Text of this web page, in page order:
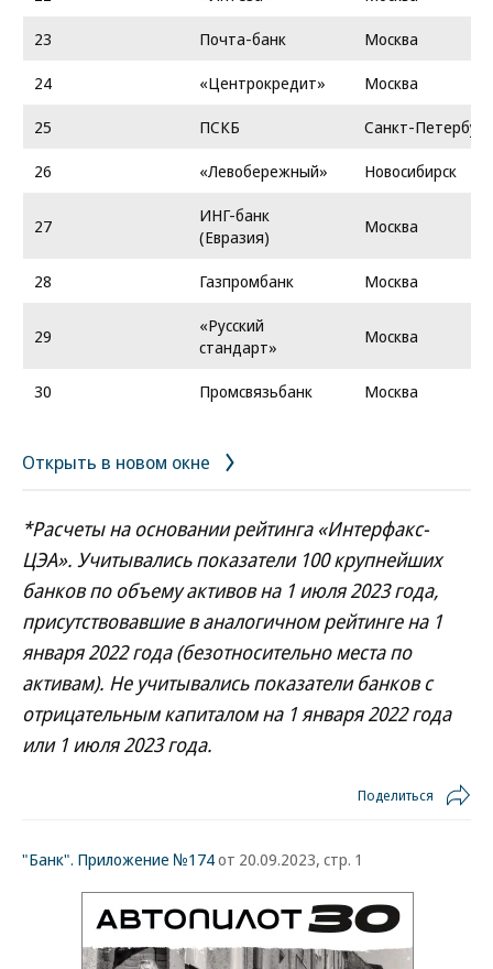
23
Почта-банк
Москва
24
«Центрокредит»
Москва
25
ПСКБ
Санкт-Петербург
26
«Левобережный» Новосибирск
27
ИНГ-банк
(Евразия)
Москва
28 Газпромбанк Москва
29
«Русский
стандарт»
Москва
30 Промсвязьбанк Москва
Открыть в новом окне
*Расчеты на основании рейтинга «Интерфакс-
ЦЭА». Учитывались показатели 100 крупнейших
банков по объему активов на 1 июля 2023 года,
присутствовавшие в аналогичном рейтинге на 1
января 2022 года (безотносительно места по
активам). Не учитывались показатели банков с
отрицательным капиталом на 1 января 2022 года
или 1 июля 2023 года.
Поделиться
"Банк". Приложение №174от 20.09.2023, стр. 1